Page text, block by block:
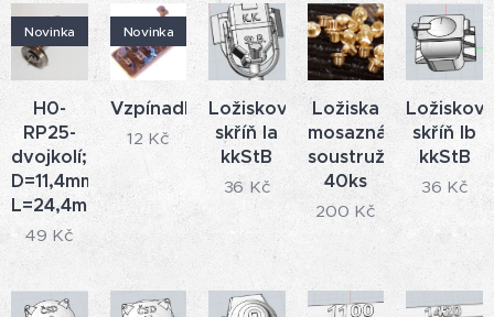
H0-
RP25-
dvojkolí;
D=11,4mm,
L=24,4mm
Novinka
49 Kč
Vzpínadlo
Novinka
12 Kč
Ložisková
skříň Ia
kkStB
36 Kč
Ložiska
mosazná
soustružená,
40ks
200Kč
skříň Ib
kkStB
36 Kč